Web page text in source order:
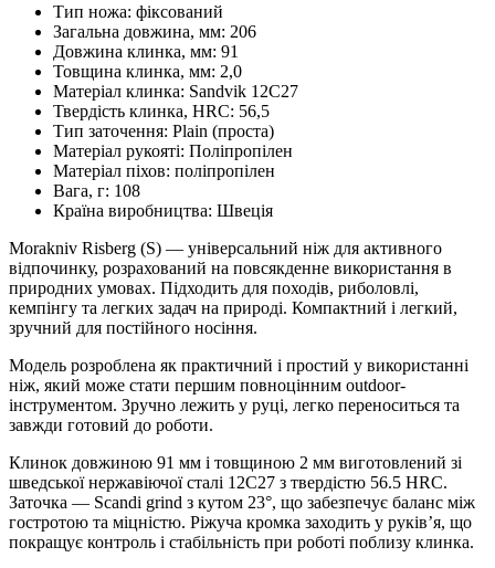
Тип ножа: фіксований
Загальна довжина, мм: 206
Довжина клинка, мм: 91
Товщина клинка, мм: 2,0
Матеріал клинка: Sandvik 12C27
Твердість клинка, HRC: 56,5
Тип заточення: Plain (проста)
Матеріал рукояті: Поліпропілен
Матеріал піхов: поліпропілен
Вага, г: 108
Країна виробництва: Швеція
Morakniv Risberg (S) — універсальний ніж для активного
відпочинку, розрахований на повсякденне використання в
природних умовах. Підходить для походів, риболовлі,
кемпінгу та легких задач на природі. Компактний і легкий,
зручний для постійного носіння.
Модель розроблена як практичний і простий у використанні
ніж, який може стати першим повноцінним outdoor-
інструментом. Зручно лежить у руці, легко переноситься та
завжди готовий до роботи.
Клинок довжиною 91 мм і товщиною 2 мм виготовлений зі
шведської нержавіючої сталі 12C27 з твердістю 56.5 HRC.
Заточка — Scandi grind з кутом 23°, що забезпечує баланс між
гостротою та міцністю. Ріжуча кромка заходить у руків’я, що
покращує контроль і стабільність при роботі поблизу клинка.